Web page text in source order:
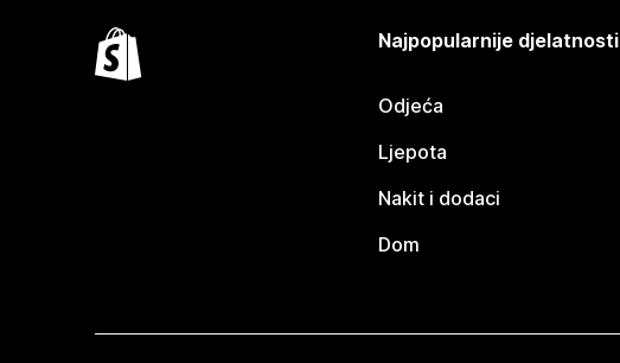
Najpopularnije djelatnosti
Odjeća
Ljepota
Nakit i dodaci
Dom